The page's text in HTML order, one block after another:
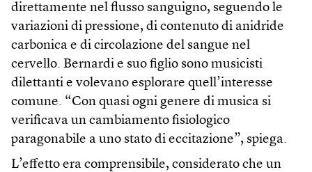
direttamente nel flusso sanguigno, seguendo le
variazioni di pressione, di contenuto di anidride
carbonica e di circolazione del sangue nel
cervello. Bernardi e suo figlio sono musicisti
dilettanti e volevano esplorare quell’interesse
comune. “Con quasi ogni genere di musica si
verificava un cambiamento fisiologico
paragonabile a uno stato di eccitazione”, spiega.
L’effetto era comprensibile, considerato che un